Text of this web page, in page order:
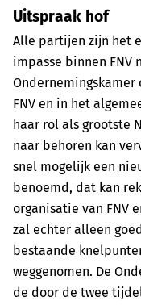
Uitspraak hof
Alle partijen zijn het
impasse binnen FNV
FNV en in het
haar rol als grootste
naar behoren kan
snel mogelijk een
benoemd, dat kan
organisatie van FNV
zal echter alleen
bestaande
weggenomen. De
de door de twee